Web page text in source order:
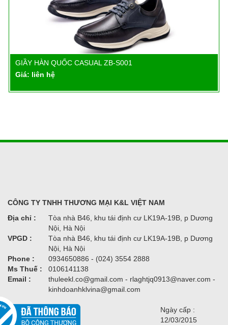
Chi tiết
GIẦY HÀN QUỐC CASUAL ZB-S001
Giá: liên hệ
CÔNG TY TNHH THƯƠNG MẠI K&L VIỆT NAM
Địa chỉ :
Tòa nhà B46, khu tái định cư LK19A-19B, p Dương
Nội, Hà Nội
VPGD :
Tòa nhà B46, khu tái định cư LK19A-19B, p Dương
Nội, Hà Nội
Phone :
0934650886 - (024) 3554 2888
Ms Thuế :
0106141138
Email :
thuleekl.co@gmail.com - rlaghtjq0913@naver.com -
kinhdoanhklvina@gmail.com
Ngày cấp :
12/03/2015